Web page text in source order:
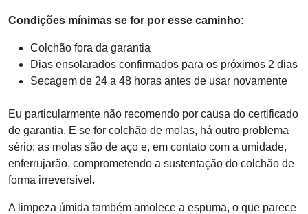
Condições mínimas se for por esse caminho:
Colchão fora da garantia
Dias ensolarados confirmados para os próximos 2 dias
Secagem de 24 a 48 horas antes de usar novamente
Eu particularmente não recomendo por causa do certificado
de garantia. E se for colchão de molas, há outro problema
sério: as molas são de aço e, em contato com a umidade,
enferrujarão, comprometendo a sustentação do colchão de
forma irreversível.
A limpeza úmida também amolece a espuma, o que parece